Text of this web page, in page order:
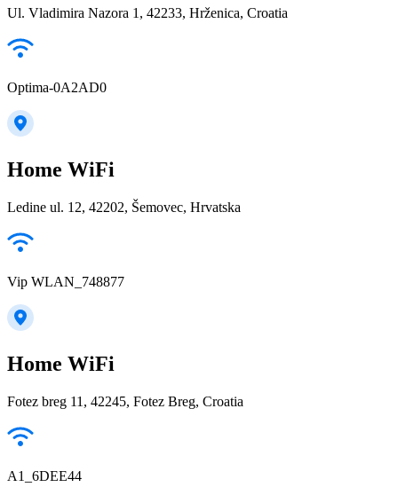
Ul. Vladimira Nazora 1, 42233, Hrženica, Croatia
Optima-0A2AD0
Home WiFi
Ledine ul. 12, 42202, Šemovec, Hrvatska
Vip WLAN_748877
Home WiFi
Fotez breg 11, 42245, Fotez Breg, Croatia
A1_6DEE44